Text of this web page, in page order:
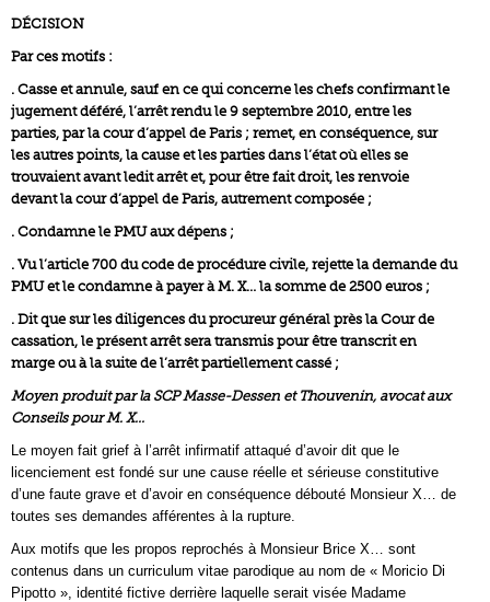
DÉCISION
Par ces motifs :
. Casse et annule, sauf en ce qui concerne les chefs confirmant le
jugement déféré, l’arrêt rendu le 9 septembre 2010, entre les
parties, par la cour d’appel de Paris ; remet, en conséquence, sur
les autres points, la cause et les parties dans l’état où elles se
trouvaient avant ledit arrêt et, pour être fait droit, les renvoie
devant la cour d’appel de Paris, autrement composée ;
. Condamne le PMU aux dépens ;
. Vu l’article 700 du code de procédure civile, rejette la demande du
PMU et le condamne à payer à M. X… la somme de 2500 euros ;
. Dit que sur les diligences du procureur général près la Cour de
cassation, le présent arrêt sera transmis pour être transcrit en
marge ou à la suite de l’arrêt partiellement cassé ;
Moyen produit par la SCP Masse-Dessen et Thouvenin, avocat aux
Conseils pour M. X…
Le moyen fait grief à l’arrêt infirmatif attaqué d’avoir dit que le
licenciement est fondé sur une cause réelle et sérieuse constitutive
d’une faute grave et d’avoir en conséquence débouté Monsieur X… de
toutes ses demandes afférentes à la rupture.
Aux motifs que les propos reprochés à Monsieur Brice X… sont
contenus dans un curriculum vitae parodique au nom de « Moricio Di
Pipotto », identité fictive derrière laquelle serait visée Madame